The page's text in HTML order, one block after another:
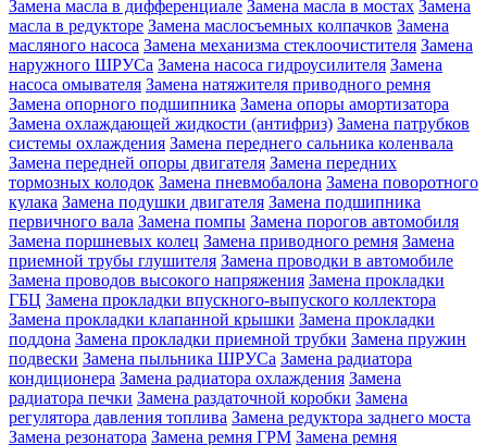
Замена масла в дифференциале Замена масла в мостах Замена
масла в редукторе Замена маслосъемных колпачков Замена
масляного насоса Замена механизма стеклоочистителя Замена
наружного ШРУСа Замена насоса гидроусилителя Замена
насоса омывателя Замена натяжителя приводного ремня
Замена опорного подшипника Замена опоры амортизатора
Замена охлаждающей жидкости (антифриз) Замена патрубков
системы охлаждения Замена переднего сальника коленвала
Замена передней опоры двигателя Замена передних
тормозных колодок Замена пневмобалона Замена поворотного
кулака Замена подушки двигателя Замена подшипника
первичного вала Замена помпы Замена порогов автомобиля
Замена поршневых колец Замена приводного ремня Замена
приемной трубы глушителя Замена проводки в автомобиле
Замена проводов высокого напряжения Замена прокладки
ГБЦ Замена прокладки впускного-выпуского коллектора
Замена прокладки клапанной крышки Замена прокладки
поддона Замена прокладки приемной трубки Замена пружин
подвески Замена пыльника ШРУСа Замена радиатора
кондиционера Замена радиатора охлаждения Замена
радиатора печки Замена раздаточной коробки Замена
регулятора давления топлива Замена редуктора заднего моста
Замена резонатора Замена ремня ГРМ Замена ремня